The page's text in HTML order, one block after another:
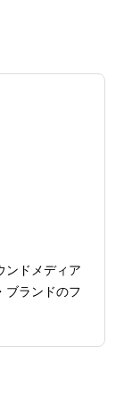
ンドメディア
ブランドのフ